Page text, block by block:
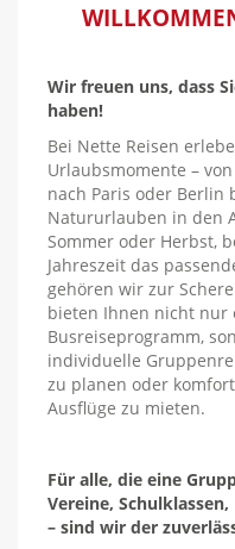
Wir freuen uns, dass
haben!
Bei Nette Reisen
Urlaubsmomente –
nach Paris oder Berlin
Natururlauben in den
Sommer oder Herbst,
Jahreszeit das
gehören wir zur
bieten Ihnen nicht nur
Busreiseprogramm,
individuelle
zu planen oder
Ausflüge zu mieten.
Für alle, die eine
Vereine,
– sind wir der